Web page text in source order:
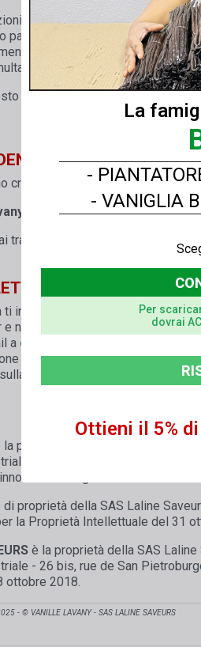
di cui sopra, qualsiasi
parte delle varie immagini che lo
vietato e costituisce un
di 300.000 euro.
articolo sono stati impegnati in
crittografati prima di passare su
è essa stessa protetta
trasmessi a terzi.
ti informa regolarmente via e-
non saranno trasmessi a terzi.
a contact@vanillelavany.com
I
non violi gli obblighi legali di
privacy.
la proprietà della SAS Laline
- 26 bis, rue de San
il 30 agosto 2012.
di proprietà della SAS Laline
la Proprietà Intellettuale del 31
è la proprietà della SAS
- 26 bis, rue de San
ottobre 2018.
- © VANILLE LAVANY - SAS LALINE SAVEURS
La
- VANIGLIA
-
Per
dovrai
Ottieni il 5%